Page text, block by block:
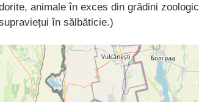
animale în exces din grădini
în sălbăticie.)